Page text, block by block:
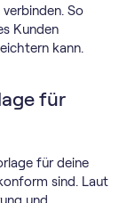
So
Kunden
kann.
für
für deine
sind. Laut
und